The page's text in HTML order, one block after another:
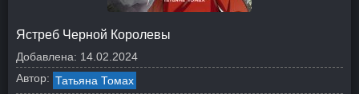
Ястреб Черной Королевы
Добавлена: 14.02.2024
Автор: Татьяна Томах